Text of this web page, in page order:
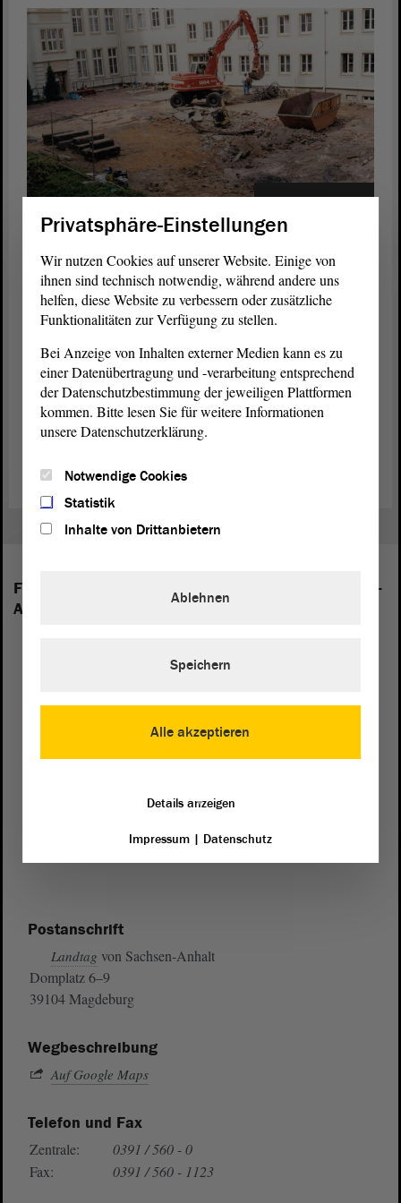
1/2
Während der Neugestaltung des Innenhofs des Landtags von
Sachsen-Anhalt.
Information
Die angegebenen Ausstellungstermine können sich im Einzelfall
Landtags aktuell zu informieren.
Sollten Sie Fragen zu einer der Ausstellungen haben oder daran
interessiert sein, Ihre eigene Ausstellung imLandtagzu
präsentieren, dann steht Ihnen für weitere Auskünfte
Folgende Fraktionen sind im Landtag von Sachsen-
Anhalt vertreten:
Postanschrift
Landtag von Sachsen-Anhalt
Domplatz 6–9
39104 Magdeburg
Wegbeschreibung
Auf Google Maps
Telefon und Fax
Zentrale:
0391 / 560 - 0
Fax:
0391 / 560 - 1123
Privatsphäre-Einstellungen
Wir nutzen Cookies auf unserer Website. Einige von
ihnen sind technisch notwendig, während andere uns
helfen, diese Website zu verbessern oder zusätzliche
Funktionalitäten zur Verfügung zu stellen.
Bei Anzeige von Inhalten externer Medien kann es zu
einer Datenübertragung und -verarbeitung entsprechend
der Datenschutzbestimmung der jeweiligen Plattformen
kommen. Bitte lesen Sie für weitere Informationen
unsere Datenschutzerklärung.
Notwendige Cookies
Statistik
Inhalte von Drittanbietern
Alle akzeptieren
Ablehnen
Speichern
Details anzeigen
Impressum| Datenschutz